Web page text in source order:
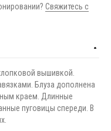
Свяжитесь с
вышивкой.
Блуза дополнена
краем. Длинные
пуговицы спереди. В